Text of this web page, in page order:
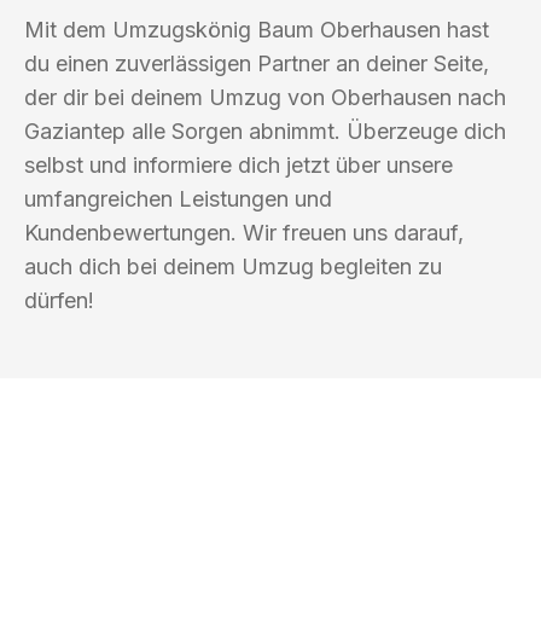
Mit dem Umzugskönig Baum Oberhausen hast
du einen zuverlässigen Partner an deiner Seite,
der dir bei deinem Umzug von Oberhausen nach
Gaziantep alle Sorgen abnimmt. Überzeuge dich
selbst und informiere dich jetzt über unsere
umfangreichen Leistungen und
Kundenbewertungen. Wir freuen uns darauf,
auch dich bei deinem Umzug begleiten zu
dürfen!